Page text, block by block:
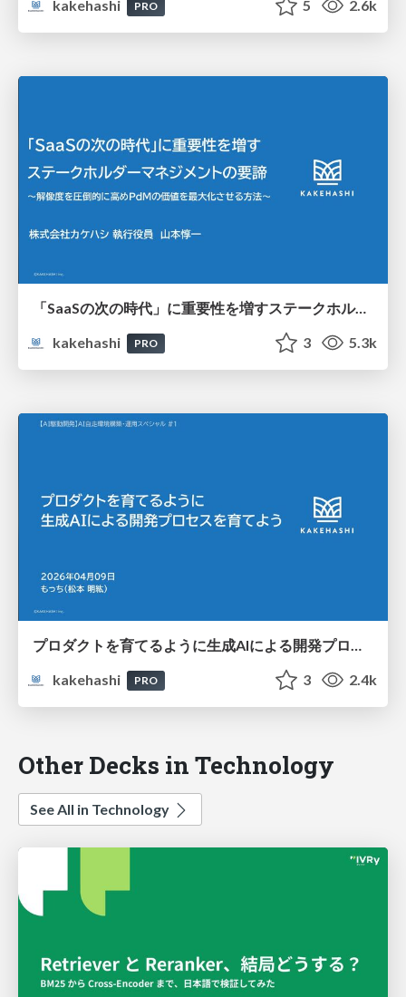
kakehashi PRO 5 2.6k
「SaaSの次の時代」に重要性を増すステークホルダーマネジメントの要諦 ～解像度を圧倒的に高めPdMの価値を最大化させる方法～
kakehashi
PRO 3 5.3k
プロダクトを育てるように生成AIによる開発プロセスを育てよう
kakehashi
PRO 3 2.4k
Other Decks in Technology
See All in Technology